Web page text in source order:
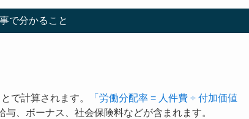
で分かること
で計算されます。
「労働分配率 = 人件費 ÷ 付加価値
、ボーナス、社会保険料などが含まれます。